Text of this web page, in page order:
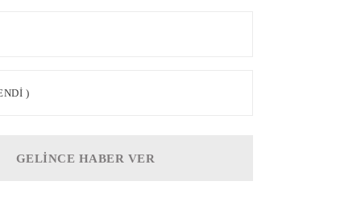
GELİNCE HABER VER